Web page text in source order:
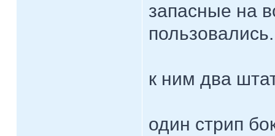
запасные на
пользовались.
к ним два
один стрип